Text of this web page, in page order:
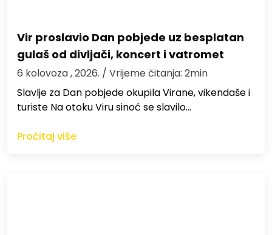
Vir proslavio Dan pobjede uz besplatan
gulaš od divljači, koncert i vatromet
6 kolovoza , 2026. / Vrijeme čitanja: 2min
Slavlje za Dan pobjede okupila Virane, vikendaše i
turiste Na otoku Viru sinoć se slavilo…
Pročitaj više